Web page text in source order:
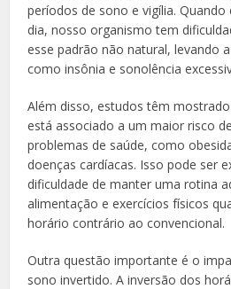
períodos de sono e vigília.
dia, nosso organismo tem
esse padrão não natural, levando
como insônia e sonolência
Além disso, estudos têm
está associado a um maior risco
problemas de saúde, como
doenças cardíacas. Isso pode ser
dificuldade de manter uma rotina
alimentação e exercícios físicos
horário contrário ao convencional.
Outra questão importante é o
sono invertido. A inversão dos